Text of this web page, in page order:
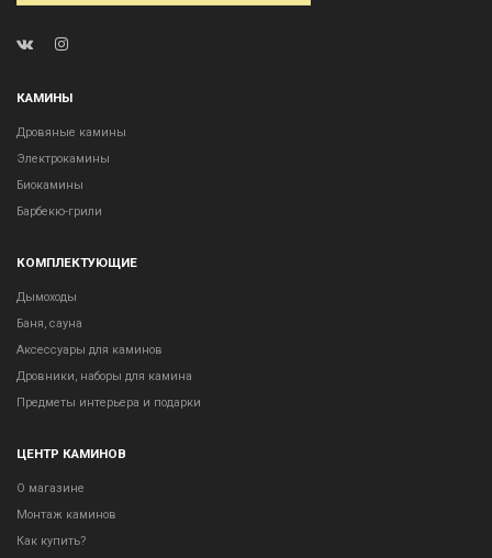
КАМИНЫ
Дровяные камины
Электрокамины
Биокамины
Барбекю-грили
КОМПЛЕКТУЮЩИЕ
Дымоходы
Баня, сауна
Аксессуары для каминов
Дровники, наборы для камина
Предметы интерьера и подарки
ЦЕНТР КАМИНОВ
О магазине
Монтаж каминов
Как купить?